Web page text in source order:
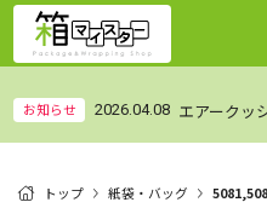
お知らせ 2026.04.08
トップ 紙袋・バッグ